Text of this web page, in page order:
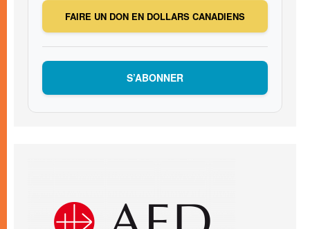
FAIRE UN DON EN DOLLARS CANADIENS
S’ABONNER